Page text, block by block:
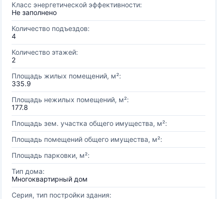
Класс энергетической эффективности:
Не заполнено
Количество подъездов:
4
Количество этажей:
2
Площадь жилых помещений, м²:
335.9
Площадь нежилых помещений, м²:
177.8
Площадь зем. участка общего имущества, м²:
Площадь помещений общего имущества, м²:
Площадь парковки, м²:
Тип дома:
Многоквартирный дом
Серия, тип постройки здания: